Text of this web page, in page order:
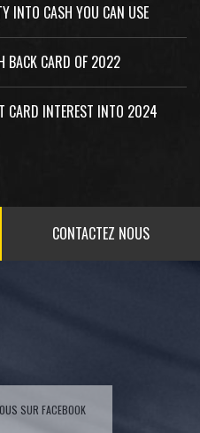
INTO CASH YOU CAN USE
BACK CARD OF 2022
CARD INTEREST INTO 2024
CONTACTEZ NOUS
SUR FACEBOOK